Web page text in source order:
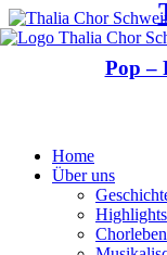
Pop –
Home
Über uns
Highlights
Chorleben